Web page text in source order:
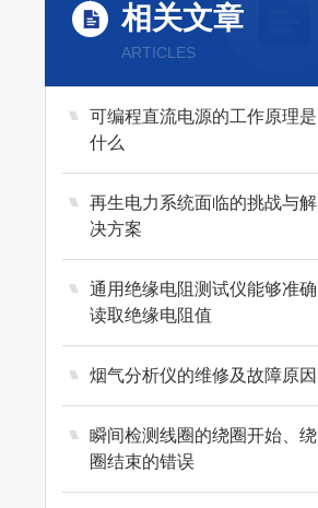
相关文章
ARTICLES
可编程直流电源的工作原理是
什么
再生电力系统面临的挑战与解
决方案
通用绝缘电阻测试仪能够准确
读取绝缘电阻值
烟气分析仪的维修及故障原因
瞬间检测线圈的绕圈开始、绕
圈结束的错误